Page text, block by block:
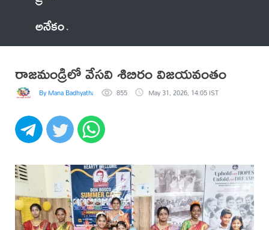
అనేకం
రాజమండ్రిలో వేసవి శిబిరం విజయవంతం
By Mana Badhyatha 855 May 31, 2026, 14:05 IST